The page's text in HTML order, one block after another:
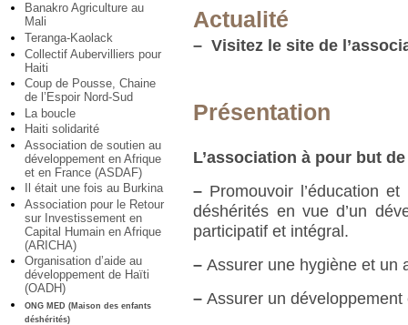
Banakro Agriculture au
Mali
Teranga-Kaolack
Collectif Aubervilliers pour
Haiti
Coup de Pousse, Chaine
de l’Espoir Nord-Sud
La boucle
Haiti solidarité
Association de soutien au
développement en Afrique
et en France (ASDAF)
Il était une fois au Burkina
Association pour le Retour
sur Investissement en
Capital Humain en Afrique
(ARICHA)
Organisation d’aide au
développement de Haïti
(OADH)
ONG MED (Maison des enfants
déshérités)
Actualité
– Visitez le site de
Présentation
L’association à pour but
– Promouvoir l’éducation
déshérités en vue d’un
participatif et intégral.
– Assurer une hygiène et un
– Assurer un